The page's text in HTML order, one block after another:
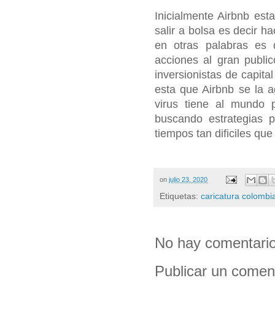
Inicialmente Airbnb
salir a bolsa es decir
en otras palabras es
acciones al gran
inversionistas de
esta que Airbnb se la
virus tiene al mundo
buscando estrategias
tiempos tan dificiles
on julio 23, 2020
Etiquetas: caricatura
No hay
Publicar un